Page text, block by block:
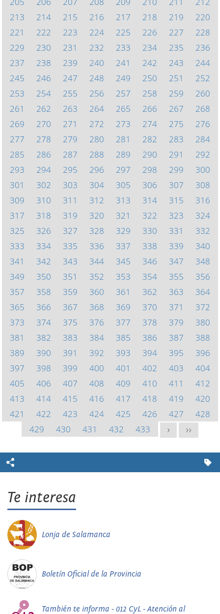
213
214 215 216 217 218 219
220
221
222 223 224 225 226 227
228
229
230 231 232 233 234 235
236
237
238 239 240 241 242 243
244
245
246 247 248 249 250 251
252
253
254 255 256 257 258 259
260
261
262 263 264 265 266 267
268
269
270 271 272 273 274 275
276
277
278 279 280 281 282 283
284
285
286 287 288 289 290 291
292
293
294 295 296 297 298 299
300
301
302 303 304 305 306 307
308
309
310 311 312 313 314 315
316
317
318 319 320 321 322 323
324
325
326 327 328 329 330 331
332
333
334 335 336 337 338 339
340
341
342 343 344 345 346 347
348
349
350 351 352 353 354 355
356
357
358 359 360 361 362 363
364
365
366 367 368 369 370 371
372
373
374 375 376 377 378 379
380
381
382 383 384 385 386 387
388
389
390 391 392 393 394 395
396
397
398 399 400 401 402 403
404
405
406 407 408 409 410 411
412
413
414 415 416 417 418 419
420
421
422 423 424 425 426 427
428
429
430 431 432 433 > >>
Te interesa
Lonja de Salamanca
Boletín Oficial de la Provincia
También te informa - 012 CyL - Atención al